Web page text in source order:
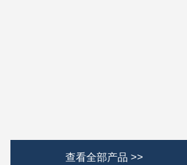
查看全部产品 >>